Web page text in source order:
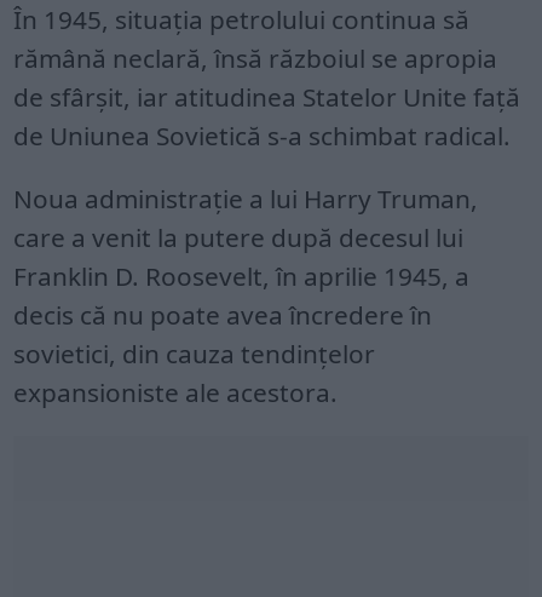
În 1945, situația petrolului continua să
rămână neclară, însă războiul se apropia
de sfârșit, iar atitudinea Statelor Unite față
de Uniunea Sovietică s-a schimbat radical.
Noua administrație a lui Harry Truman,
care a venit la putere după decesul lui
Franklin D. Roosevelt, în aprilie 1945, a
decis că nu poate avea încredere în
sovietici, din cauza tendințelor
expansioniste ale acestora.